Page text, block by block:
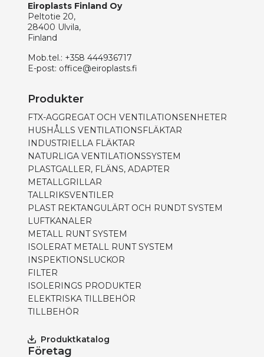
Eiroplasts Finland Oy
Peltotie 20,
28400 Ulvila,
Finland
Mob.tel.: +358 444936717
E-post: office@eiroplasts.fi
Produkter
FTX-AGGREGAT OCH VENTILATIONSENHETER
HUSHÅLLS VENTILATIONSFLÄKTAR
INDUSTRIELLA FLÄKTAR
NATURLIGA VENTILATIONSSYSTEM
PLASTGALLER, FLÄNS, ADAPTER
METALLGRILLAR
TALLRIKSVENTILER
PLAST REKTANGULÄRT OCH RUNDT SYSTEM
LUFTKANALER
METALL RUNT SYSTEM
ISOLERAT METALL RUNT SYSTEM
INSPEKTIONSLUCKOR
FILTER
ISOLERINGS PRODUKTER
ELEKTRISKA TILLBEHÖR
TILLBEHÖR
Produktkatalog
Företag